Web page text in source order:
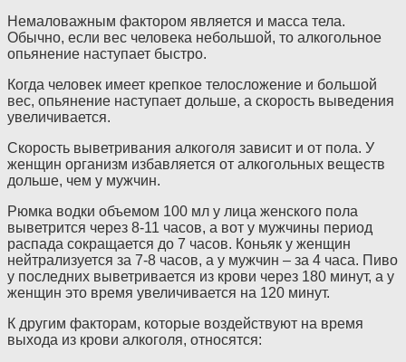
Немаловажным фактором является и масса тела.
Обычно, если вес человека небольшой, то алкогольное
опьянение наступает быстро.
Когда человек имеет крепкое телосложение и большой
вес, опьянение наступает дольше, а скорость выведения
увеличивается.
Скорость выветривания алкоголя зависит и от пола. У
женщин организм избавляется от алкогольных веществ
дольше, чем у мужчин.
Рюмка водки объемом 100 мл у лица женского пола
выветрится через 8-11 часов, а вот у мужчины период
распада сокращается до 7 часов. Коньяк у женщин
нейтрализуется за 7-8 часов, а у мужчин – за 4 часа. Пиво
у последних выветривается из крови через 180 минут, а у
женщин это время увеличивается на 120 минут.
К другим факторам, которые воздействуют на время
выхода из крови алкоголя, относятся: